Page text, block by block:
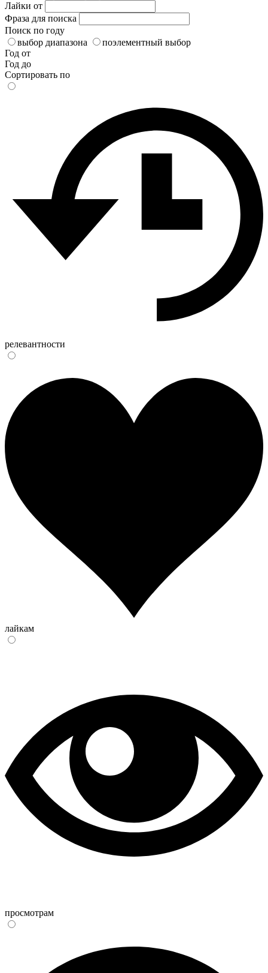
Лайки от
Фраза для поиска
Поиск по году
выбор диапазона
поэлементный выбор
Год от
Год до
Сортировать по
релевантности
лайкам
просмотрам